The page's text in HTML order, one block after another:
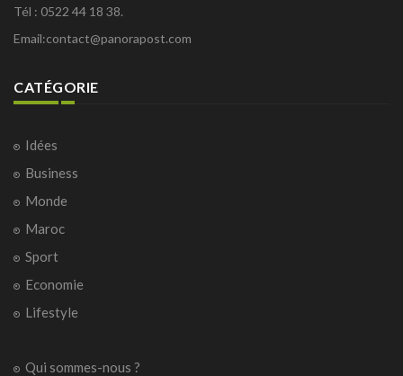
Tél : 0522 44 18 38.
Email:contact@panorapost.com
CATÉGORIE
Idées
Business
Monde
Maroc
Sport
Economie
Lifestyle
Qui sommes-nous ?